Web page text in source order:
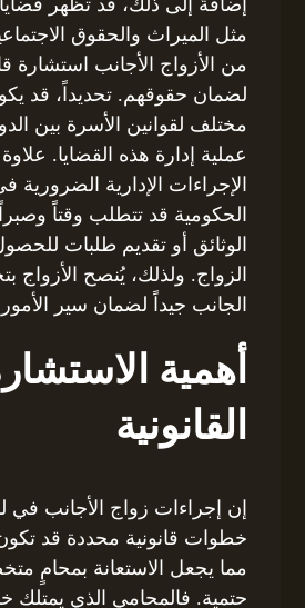
إضافةً إلى ذلك، قد تظهر
مثل الميراث والحقوق
من الأزواج الأجانب استشارة
لضمان حقوقهم. تحديداً، قد
مختلف لقوانين الأسرة بين
عملية إدارة هذه القضايا.
الإجراءات الإدارية الضرورية
الحكومية قد تتطلب وقتاً
الوثائق أو تقديم طلبات
الزواج. ولذلك، يُنصح الأزواج
الجانب جيداً لضمان سير
أهمية
القانونية
إن إجراءات زواج الأجانب في
خطوات قانونية محددة قد تكون
مما يجعل الاستعانة بمحامٍ
حتمية. فالمحامي الذي يمتلك